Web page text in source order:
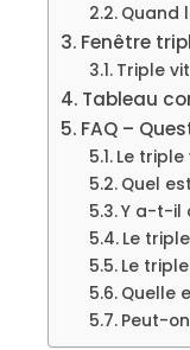
Quand
Fenêtre
Triple
Tableau
FAQ –
Le
Quel
Y a-t-il
Le
Le
Quelle
Peut-